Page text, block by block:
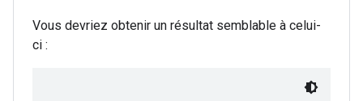
Vous devriez obtenir un résultat semblable à celui-
ci :